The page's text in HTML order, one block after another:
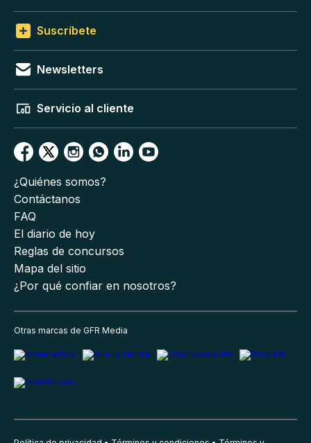
Suscríbete
Newsletters
Servicio al cliente
¿Quiénes somos?
Contáctanos
FAQ
El diario de hoy
Reglas de concursos
Mapa del sitio
¿Por qué confiar en nosotros?
Otras marcas de GFR Media